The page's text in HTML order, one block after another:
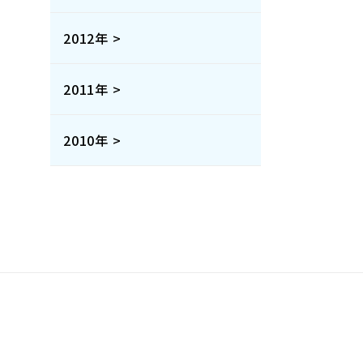
2012年 >
2011年 >
2010年 >